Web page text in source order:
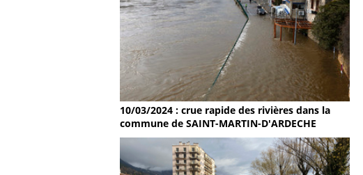
10/03/2024 : crue rapide des rivières dans la
commune de SAINT-MARTIN-D'ARDECHE